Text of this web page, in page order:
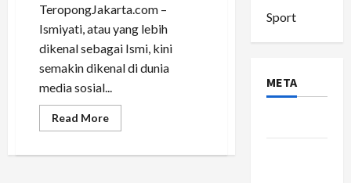
TeropongJakarta.com –
Ismiyati, atau yang lebih
dikenal sebagai Ismi, kini
semakin dikenal di dunia
media sosial...
Read MoreRead
more
dan
Sport
META